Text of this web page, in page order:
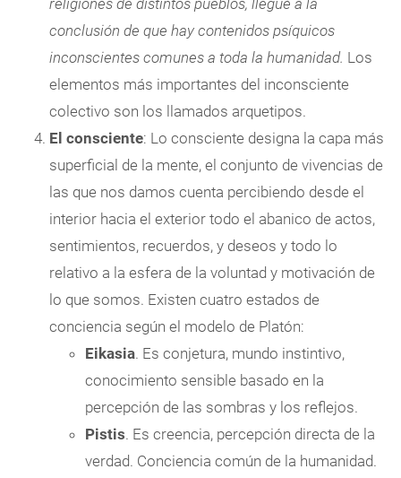
religiones de distintos pueblos, llegué a la
conclusión de que hay contenidos psíquicos
inconscientes comunes a toda la humanidad. Los
elementos más importantes del inconsciente
colectivo son los llamados arquetipos.
El consciente: Lo consciente designa la capa más
superficial de la mente, el conjunto de vivencias de
las que nos damos cuenta percibiendo desde el
interior hacia el exterior todo el abanico de actos,
sentimientos, recuerdos, y deseos y todo lo
relativo a la esfera de la voluntad y motivación de
lo que somos. Existen cuatro estados de
conciencia según el modelo de Platón:
Eikasia. Es conjetura, mundo instintivo,
conocimiento sensible basado en la
percepción de las sombras y los reflejos.
Pistis. Es creencia, percepción directa de la
verdad. Conciencia común de la humanidad.